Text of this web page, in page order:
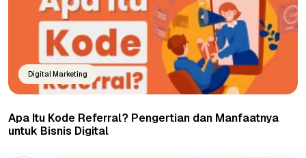
Digital Marketing
Apa Itu Kode Referral? Pengertian dan Manfaatnya
untuk Bisnis Digital